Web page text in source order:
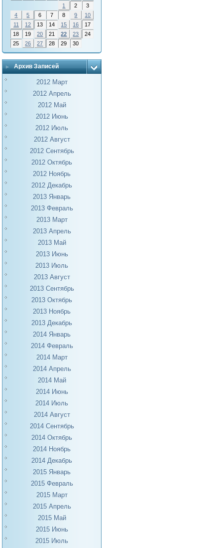
1
2
3
4
5 6 7 8 9
10
11
12 13 14 15 16
17
18
19 20 21 22 23
24
25
26 27 28 29 30
Архив Записей
2012 Март
2012 Апрель
2012 Май
2012 Июнь
2012 Июль
2012 Август
2012 Сентябрь
2012 Октябрь
2012 Ноябрь
2012 Декабрь
2013 Январь
2013 Февраль
2013 Март
2013 Апрель
2013 Май
2013 Июнь
2013 Июль
2013 Август
2013 Сентябрь
2013 Октябрь
2013 Ноябрь
2013 Декабрь
2014 Январь
2014 Февраль
2014 Март
2014 Апрель
2014 Май
2014 Июнь
2014 Июль
2014 Август
2014 Сентябрь
2014 Октябрь
2014 Ноябрь
2014 Декабрь
2015 Январь
2015 Февраль
2015 Март
2015 Апрель
2015 Май
2015 Июнь
2015 Июль